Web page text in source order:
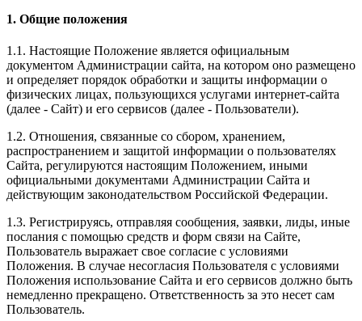
1. Общие положения
1.1. Настоящие Положение является официальным
документом Администрации сайта, на котором оно размещено
и определяет порядок обработки и защиты информации о
физических лицах, пользующихся услугами интернет-сайта
(далее - Сайт) и его сервисов (далее - Пользователи).
1.2. Отношения, связанные со сбором, хранением,
распространением и защитой информации о пользователях
Сайта, регулируются настоящим Положением, иными
официальными документами Администрации Сайта и
действующим законодательством Российской Федерации.
1.3. Регистрируясь, отправляя сообщения, заявки, лиды, иные
послания с помощью средств и форм связи на Сайте,
Пользователь выражает свое согласие с условиями
Положения. В случае несогласия Пользователя с условиями
Положения использование Сайта и его сервисов должно быть
немедленно прекращено. Ответственность за это несет сам
Пользователь.